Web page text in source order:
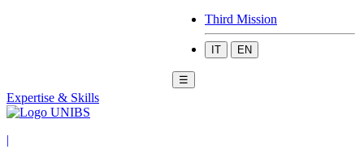
Third Mission
IT EN
☰
Expertise & Skills
|